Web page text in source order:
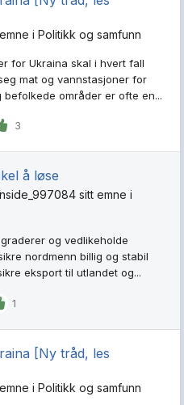
i Politikk og samfunn
for Ukraina skal i hvert fall
mat og vannstasjoner for
områder er ofte en...
3
å løse
sitt emne i
og vedlikeholde
nordmenn billig og stabil
eksport til utlandet og...
1
[Ny tråd, les
i Politikk og samfunn